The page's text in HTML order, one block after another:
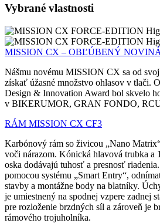
Vybrané vlastnosti
MISSION CX – OBĽÚBENÝ
Nášmu novému MISSION CX sa od
získať úžasné množstvo ohlasov v tlači.
Design & Innovation Award bol skvelo
v BIKERUMOR, GRAN FONDO,
RÁM MISSION CX CF3
Karbónový rám so živicou „Nano
voči nárazom. Kónická hlavová trubka a
oska dodávajú tuhosť a presnosť
pomocou systému „Smart Entry“,
stavby a montážne body na blatníky.
je umiestnený na spodnej vzpere zadnej
pre rozloženie brzdných síl a zároveň je
rámového trojuholníka.